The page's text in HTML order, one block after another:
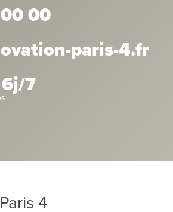
00
paris-4.fr
7
4